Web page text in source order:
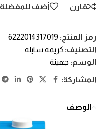
قارن أضف للمفضلة
رمز المنتج: 6222014317019
التصنيف: كريمة سايلة
الوسم: جهينة
المشاركة:
الوصف